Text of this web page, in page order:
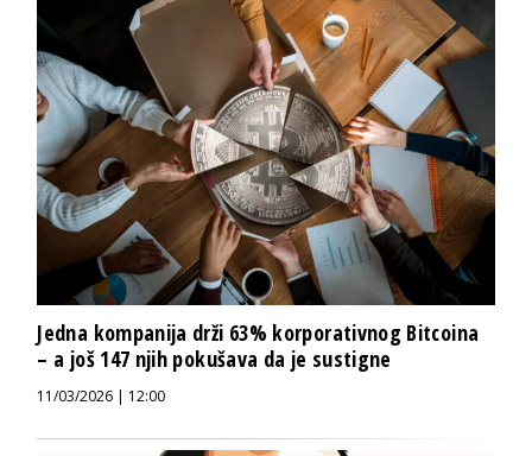
Jedna kompanija drži 63% korporativnog Bitcoina
– a još 147 njih pokušava da je sustigne
11/03/2026 | 12:00